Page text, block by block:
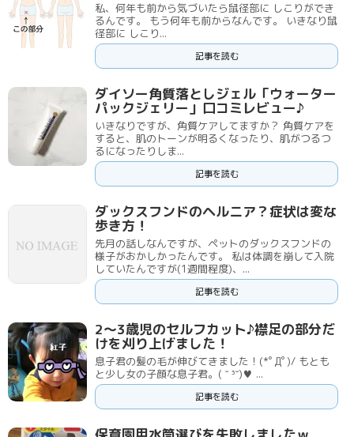
私、何年も前から気づいたら鼠径部に しこりができ
るんです。 もう何年も前からなんです。 いきなり鼠
径部に しこり...
記事を読む
ダイソー角質落としジェル「ウォーター
パックジェリー」口コミレビュー♪
いきなりですが、角質ケアしてますか？ 角質ケアを
すると、肌のトーンが明るくなったり、肌がつるつ
るになったりしま...
記事を読む
ダックスフンドのヘルニア？症状は変な
歩き方！
先月の話しなんですが、ペットのダックスフンドの
様子がおかしかったんです。 私は体調を崩して入院
していたんですが(1週間程度)、...
記事を読む
2～3歳児のセルフカット♪襟足の部分だ
けを刈り上げました！
息子君の髪の毛が伸びてきました！(*ﾟДﾟ)/ もとも
と少し女の子顔な息子君。( ˘ ³˘)♥ ...
記事を読む